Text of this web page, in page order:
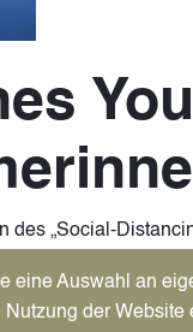
des „Social-
Unternehmerinnen
eine Auswahl an
der Website